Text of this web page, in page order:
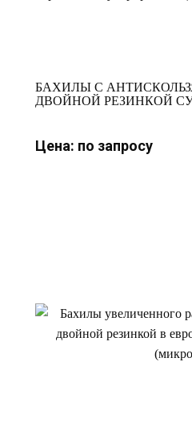
БАХИЛЫ С
ДВОЙНОЙ РЕЗИНКОЙ
Цена: по запросу